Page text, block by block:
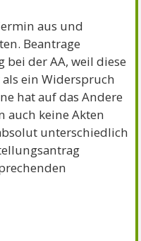
aus und
Beantrage
bei der AA, weil diese
ein Widerspruch
hat auf das Andere
auch keine Akten
unterschiedlich